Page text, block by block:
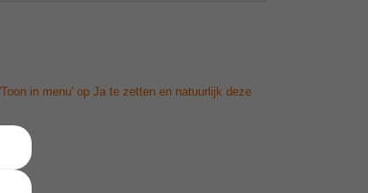
in menu' op Ja te zetten en natuurlijk deze